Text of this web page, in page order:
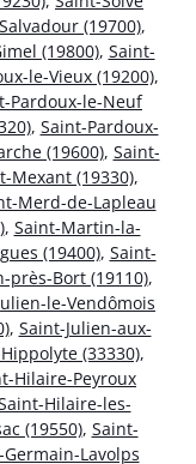
(19700),
(19800), Saint-
le-Vieux (19200),
Pardoux-le-Neuf
, Saint-Pardoux-
(19600), Saint-
Mexant (19330),
Merd-de-Lapleau
, Saint-Martin-la-
(19400), Saint-
près-Bort (19110),
le-Vendômois
, Saint-Julien-aux-
(33330),
Hilaire-Peyroux
Hilaire-les-
(19550), Saint-
Lavolps